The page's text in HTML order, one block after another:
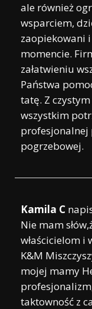
ale również
wsparciem,
zaopiekowani
momencie.
załatwieniu
Państwa
tatę. Z
wszystkim
profesjonalnej
pogrzebowej.
Kamila C
Nie mam
właścicielom
K&M
mojej mamy
taktowność z